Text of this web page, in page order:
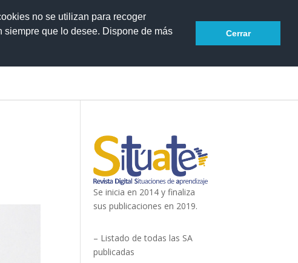
no se utilizan para recoger
que lo desee. Dispone de más
Cerrar
Se inicia en 2014 y finaliza
sus publicaciones en 2019.
– Listado de todas las SA
publicadas